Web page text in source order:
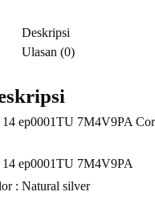
Deskripsi
Ulasan (0)
14 ep0001TU 7M4V9PA
14 ep0001TU 7M4V9PA
: Natural silver